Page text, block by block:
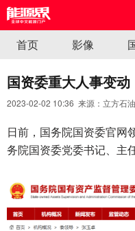
首页 影像
国资委重大人事变动
2023-02-02 10:36 来源：立方石
日前，国务院国资委官网
务院国资委党委书记、主